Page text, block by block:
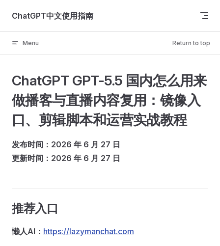
Skip to content
ChatGPT中文使用指南
Menu Return to top
ChatGPT GPT-5.5 国内怎么用来
做播客与直播内容复用：镜像入
口、剪辑脚本和运营实战教程
发布时间：2026 年 6 月 27 日
更新时间：2026 年 6 月 27 日
推荐入口
懒人AI： https://lazymanchat.com